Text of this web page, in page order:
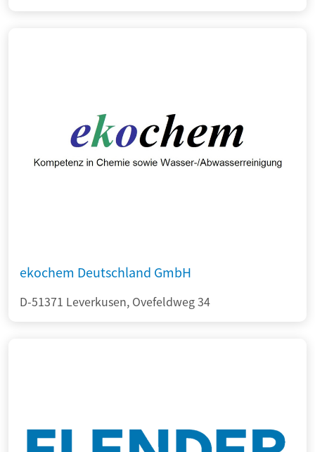
ekochem Deutschland GmbH
D-51371 Leverkusen, Ovefeldweg 34